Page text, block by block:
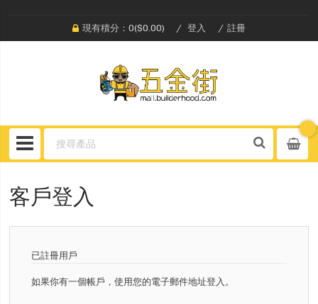
現有積分：0($0.00) 登入 註冊
客戶登入
已註冊用戶
如果你有一個帳戶，使用您的電子郵件地址登入。